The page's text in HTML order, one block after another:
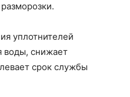
уплотнителей
воды, снижает
срок службы